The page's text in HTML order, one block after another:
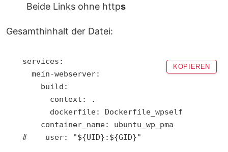
Beide Links ohne https
Gesamthinhalt der Datei:
services:
#    user: "${UID}:${GID}"
KOPIEREN